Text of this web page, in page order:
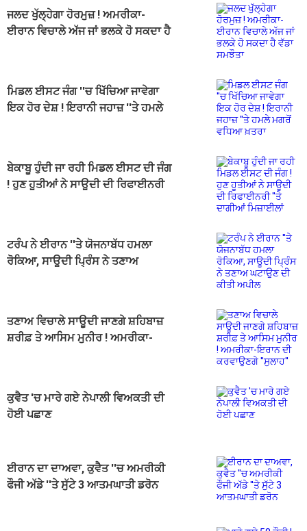
ਜਲਦ ਖੁੱਲ੍ਹੇਗਾ ਹੋਰਮੁਜ਼ ! ਅਮਰੀਕਾ-
ਈਰਾਨ ਵਿਚਾਲੇ ਅੱਜ ਜਾਂ ਭਲਕੇ ਹੋ ਸਕਦਾ ਹੈ
ਮਿਡਲ ਈਸਟ ਜੰਗ ''ਚ ਖਿੱਚਿਆ ਜਾਵੇਗਾ
ਇਕ ਹੋਰ ਦੇਸ਼ ! ਇਰਾਨੀ ਜਹਾਜ਼ ''ਤੇ ਹਮਲੇ
ਬੇਕਾਬੂ ਹੁੰਦੀ ਜਾ ਰਹੀ ਮਿਡਲ ਈਸਟ ਦੀ ਜੰਗ
! ਹੁਣ ਹੂਤੀਆਂ ਨੇ ਸਾਊਦੀ ਦੀ ਰਿਫਾਈਨਰੀ
ਟਰੰਪ ਨੇ ਈਰਾਨ ''ਤੇ ਯੋਜਨਾਬੱਧ ਹਮਲਾ
ਰੋਕਿਆ, ਸਾਊਦੀ ਪ੍ਰਿੰਸ ਨੇ ਤਣਾਅ
ਤਣਾਅ ਵਿਚਾਲੇ ਸਾਊਦੀ ਜਾਣਗੇ ਸ਼ਹਿਬਾਜ਼
ਸ਼ਰੀਫ਼ ਤੇ ਆਸਿਮ ਮੁਨੀਰ ! ਅਮਰੀਕਾ-
ਕੁਵੈਤ 'ਚ ਮਾਰੇ ਗਏ ਨੇਪਾਲੀ ਵਿਅਕਤੀ ਦੀ
ਹੋਈ ਪਛਾਣ
ਈਰਾਨ ਦਾ ਦਾਅਵਾ, ਕੁਵੈਤ ''ਚ ਅਮਰੀਕੀ
ਫੌਜੀ ਅੱਡੇ ''ਤੇ ਸੁੱਟੇ 3 ਆਤਮਘਾਤੀ ਡਰੋਨ